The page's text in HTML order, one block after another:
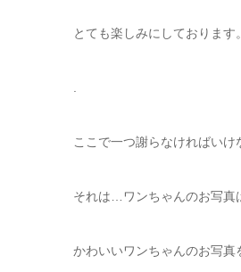
とても楽しみにしております。
ここで一つ謝らなければいけ
それは…ワンちゃんのお写真
かわいいワンちゃんのお写真